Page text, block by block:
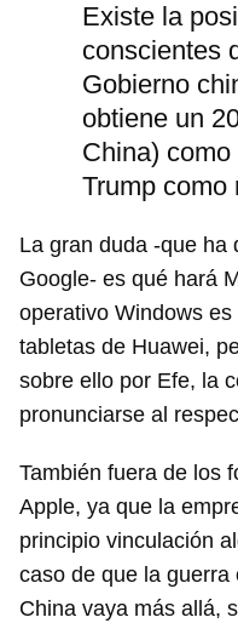
Guardar como favorito
iniciar sesión con tu
INICIAR
Existe la
conscientes
Gobierno
obtiene un
China)
Trump como
La gran duda -que ha
Google- es qué hará
operativo Windows
tabletas de Huawei,
sobre ello por Efe, la
pronunciarse al
También fuera de los
Apple, ya que la
principio vinculación
caso de que la
China vaya más allá,